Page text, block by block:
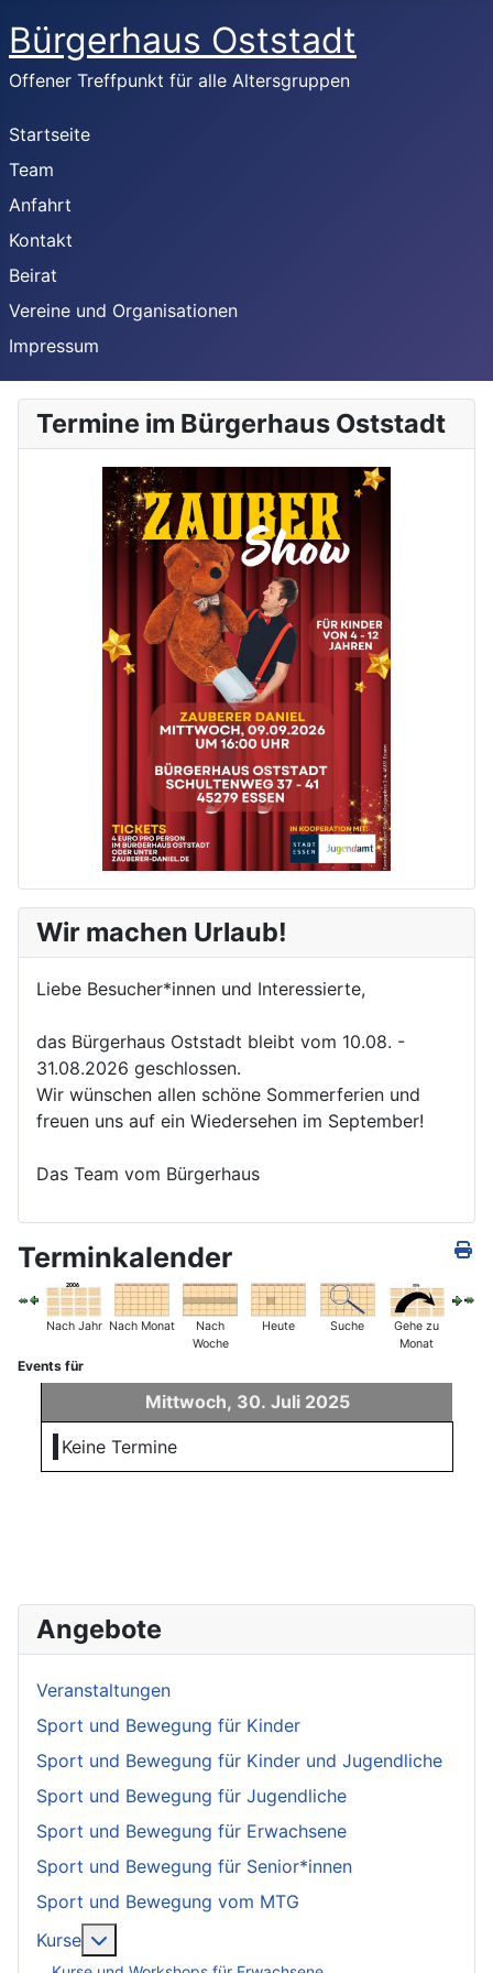
Bürgerhaus Oststadt
Offener Treffpunkt für alle Altersgruppen
Startseite
Team
Anfahrt
Kontakt
Beirat
Vereine und Organisationen
Impressum
Termine im Bürgerhaus Oststadt
Wir machen Urlaub!
Liebe Besucher*innen und Interessierte,
das Bürgerhaus Oststadt bleibt vom 10.08. -
31.08.2026 geschlossen.
Wir wünschen allen schöne Sommerferien und
freuen uns auf ein Wiedersehen im September!
Das Team vom Bürgerhaus
Terminkalender
Nach Jahr Nach Monat
Nach
Woche
Heute Suche
Gehe zu
Monat
Events für
Mittwoch, 30. Juli 2025
Keine Termine
Angebote
Veranstaltungen
Sport und Bewegung für Kinder
Sport und Bewegung für Kinder und Jugendliche
Sport und Bewegung für Jugendliche
Sport und Bewegung für Erwachsene
Sport und Bewegung für Senior*innen
Sport und Bewegung vom MTG
Kurse